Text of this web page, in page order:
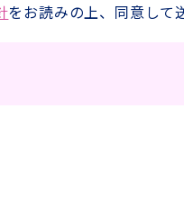
をお読みの上、同意して